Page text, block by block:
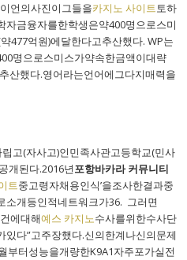
언의사진이그들을카지노 사이트토하
자금융자를한학생은약400명으로스미
477억원)에달한다고추산했다. WP는
명으로스미스가약속한금액이대략
산했다.영어라는언어에그다지매력을
고(자사고)인민족사관고등학교(민사
개된다.2016년포항바카라 커뮤니티
트중고령자채용인식’을조사한결과중
소개등인적네트워크가36. 그러면
에대해예스 카지노수사를위한수사단
다”고주장했다.신의한계나신의문제
부터성능을개량한K9A1자주포가실전